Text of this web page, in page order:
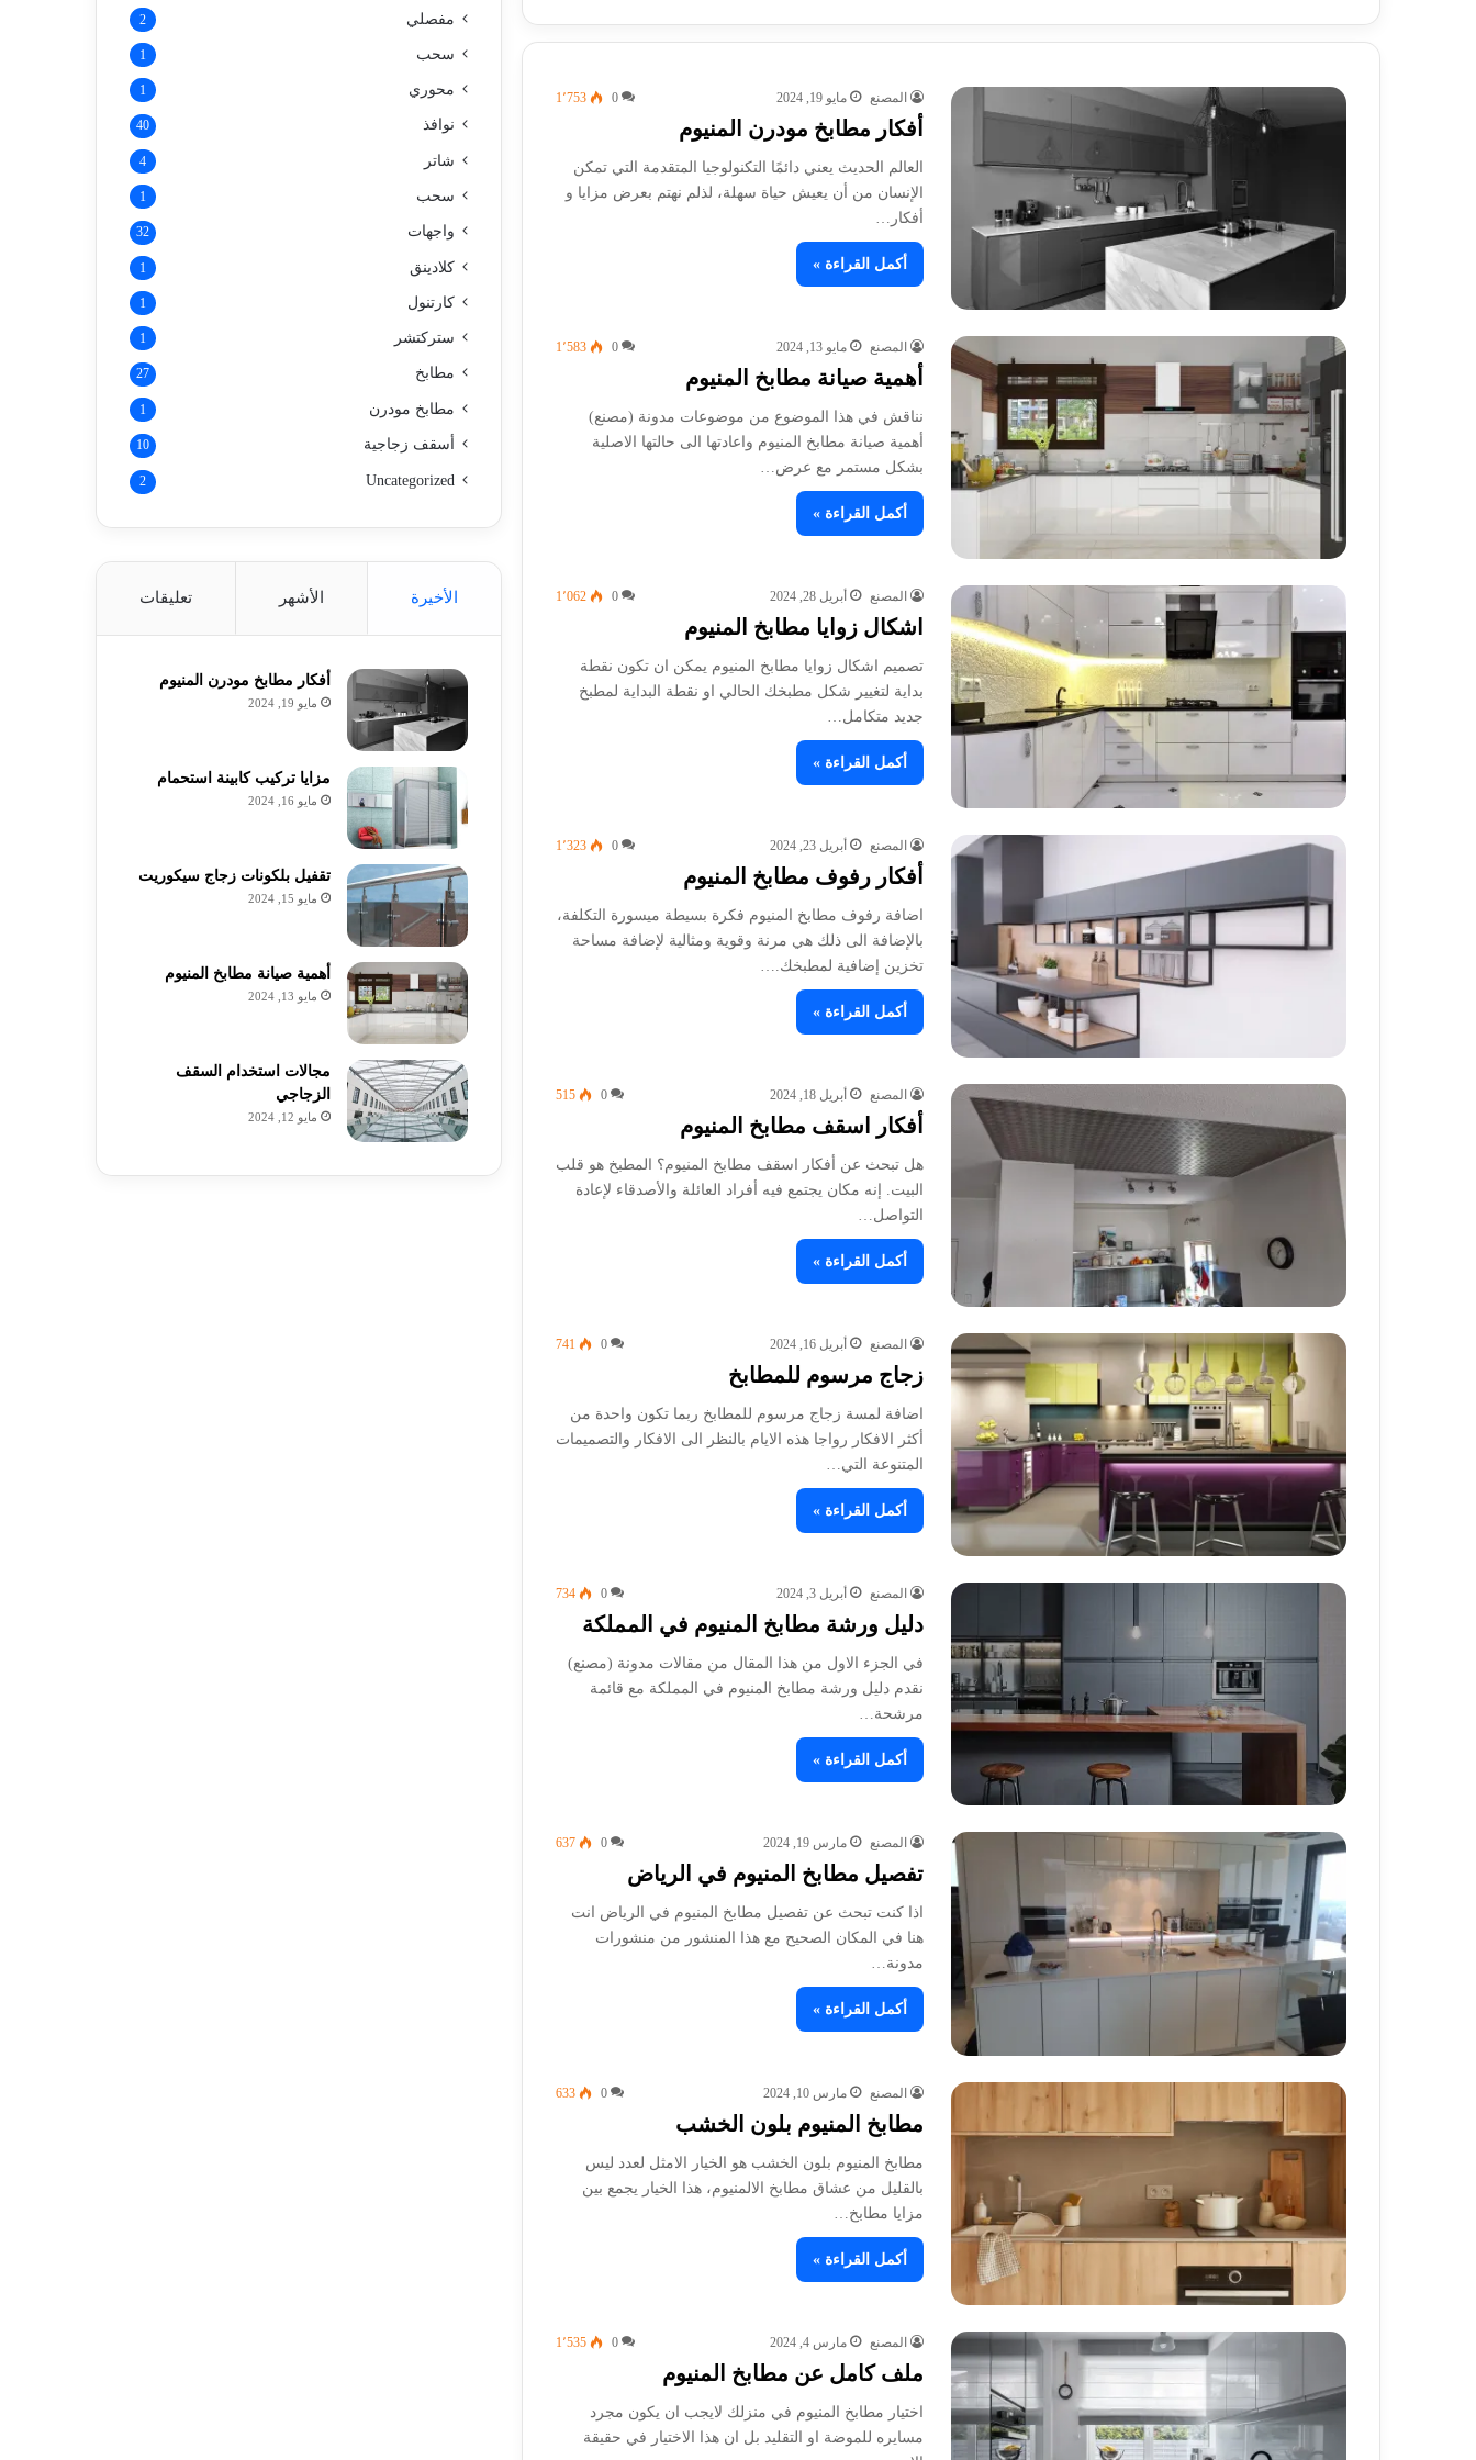
المصنع مايو 19, 2024 0 1٬753
أفكار مطابخ مودرن المنيوم
العالم الحديث يعني دائمًا التكنولوجيا المتقدمة التي تمكن
الإنسان من أن يعيش حياة سهلة، لذلم نهتم بعرض مزايا و
أفكار…
أكمل القراءة »
المصنع مايو 13, 2024 0 1٬583
أهمية صيانة مطابخ المنيوم
نناقش في هذا الموضوع من موضوعات مدونة (مصنع)
أهمية صيانة مطابخ المنيوم واعادتها الى حالتها الاصلية
بشكل مستمر مع عرض…
أكمل القراءة »
المصنع أبريل 28, 2024 0 1٬062
اشكال زوايا مطابخ المنيوم
تصميم اشكال زوايا مطابخ المنيوم يمكن ان تكون نقطة
بداية لتغيير شكل مطبخك الحالي او نقطة البداية لمطبخ
جديد متكامل…
أكمل القراءة »
المصنع أبريل 23, 2024 0 1٬323
أفكار رفوف مطابخ المنيوم
اضافة رفوف مطابخ المنيوم فكرة بسيطة ميسورة التكلفة،
بالإضافة الى ذلك هي مرنة وقوية ومثالية لإضافة مساحة
تخزين إضافية لمطبخك.…
أكمل القراءة »
المصنع أبريل 18, 2024 0
515
أفكار اسقف مطابخ المنيوم
هل تبحث عن أفكار اسقف مطابخ المنيوم؟ المطبخ هو قلب
البيت. إنه مكان يجتمع فيه أفراد العائلة والأصدقاء لإعادة
التواصل…
أكمل القراءة »
المصنع أبريل 16, 2024 0
741
زجاج مرسوم للمطابخ
اضافة لمسة زجاج مرسوم للمطابخ ربما تكون واحدة من
أكثر الافكار رواجا هذه الايام بالنظر الى الافكار والتصميمات
المتنوعة التي…
أكمل القراءة »
المصنع أبريل 3, 2024 0
734
دليل ورشة مطابخ المنيوم في المملكة
في الجزء الاول من هذا المقال من مقالات مدونة (مصنع)
نقدم دليل ورشة مطابخ المنيوم في المملكة مع قائمة
مرشحة…
أكمل القراءة »
المصنع مارس 19, 2024 0
637
تفصيل مطابخ المنيوم في الرياض
اذا كنت تبحث عن تفصيل مطابخ المنيوم في الرياض انت
هنا في المكان الصحيح مع هذا المنشور من منشورات
مدونة…
أكمل القراءة »
المصنع مارس 10, 2024 0
633
مطابخ المنيوم بلون الخشب
مطابخ المنيوم بلون الخشب هو الخيار الامثل لعدد ليس
بالقليل من عشاق مطابخ الالمنيوم، هذا الخيار يجمع بين
مزايا مطابخ…
أكمل القراءة »
المصنع مارس 4, 2024 0 1٬535
ملف كامل عن مطابخ المنيوم
اختيار مطابخ المنيوم في منزلك لايجب ان يكون مجرد
مسايره للموضة او التقليد بل ان هذا الاختيار في حقيقة
مفصلي 2
سحب 1
محوري 1
نوافذ 40
شاتر 4
سحب 1
واجهات 32
كلادينق 1
كارتنول 1
ستركتشر 1
مطابخ 27
مطابخ مودرن 1
أسقف زجاجية 10
Uncategorized
2
الأخيرة الأشهر تعليقات
أفكار مطابخ مودرن المنيوم
مايو 19, 2024
مزايا تركيب كابينة استحمام
مايو 16, 2024
تقفيل بلكونات زجاج سيكوريت
مايو 15, 2024
أهمية صيانة مطابخ المنيوم
مايو 13, 2024
مجالات استخدام السقف
الزجاجي
مايو 12, 2024